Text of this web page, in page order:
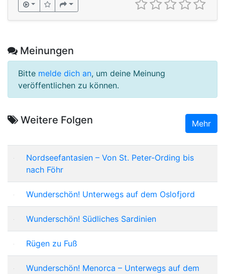
Meinungen
Bitte melde dich an, um deine Meinung
veröffentlichen zu können.
Weitere Folgen Mehr
Nordseefantasien – Von St. Peter-Ording bis
nach Föhr
Wunderschön! Unterwegs auf dem Oslofjord
Wunderschön! Südliches Sardinien
Rügen zu Fuß
Wunderschön! Menorca – Unterwegs auf dem